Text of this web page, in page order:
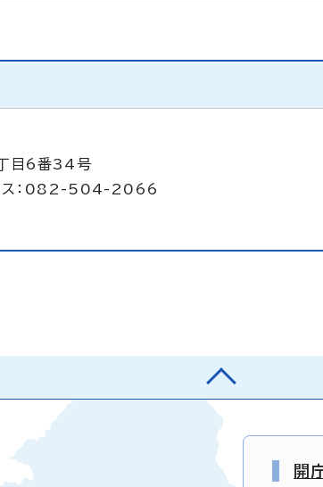
目6番34号
ス：082-504-2066
開